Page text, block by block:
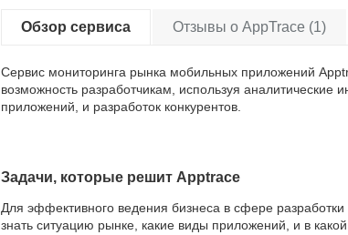
Обзор сервиса Отзывы о AppTrace (1)
Сервис мониторинга рынка мобильных приложений
возможность разработчикам, используя аналитические
приложений, и разработок конкурентов.
Задачи, которые решит Apptrace
Для эффективного ведения бизнеса в сфере
знать ситуацию рынке, какие виды приложений, и в